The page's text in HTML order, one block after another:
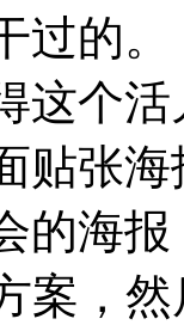
过的
这个
贴张
海报
案，